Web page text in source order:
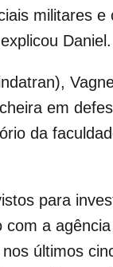
militares
Daniel.
em
da
para
a
últimos